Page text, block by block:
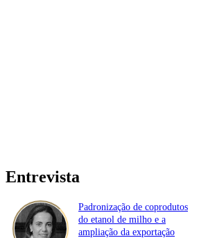
Entrevista
Padronização de coprodutos
do etanol de milho e a
ampliação da exportação